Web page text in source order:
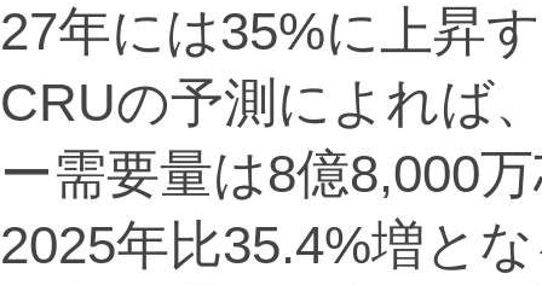
27年には35%に上昇
CRUの予測によれば
ー需要量は8億8,000
2025年比35.4%増と